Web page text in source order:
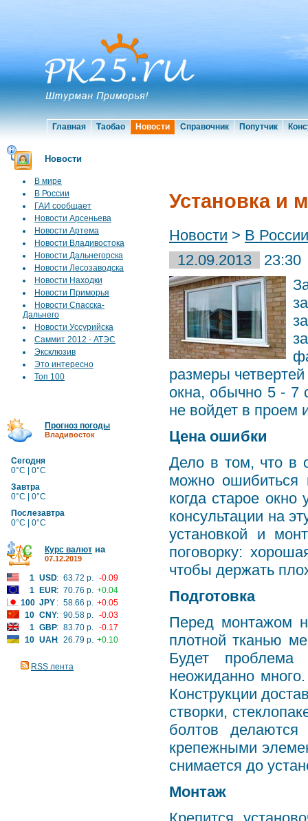
Главная Таобао Новости Справочник Попутчик
Новости
В мире
В России
ГАИ сообщает
Новости Арсеньева
Новости Артема
Новости Владивостока
Новости Дальнегорска
Новости Лесозаводска
Новости Находки
Новости Приморья
Новости Спасска-
Дальнего
Новости Уссурийска
Саммит 2012 - АТЭС
Эксклюзив
Это интересно
Топ 100
Прогноз погоды
Владивосток
Сегодня
0°C | 0°C
Завтра
0°C | 0°C
Послезавтра
0°C | 0°C
Курс валют на
07.12.2019
1 USD: 63.72 р. -0.09
1
EUR: 70.76 р. +0.04
100 JPY : 58.66 р. +0.05
10 CNY: 90.58 р. -0.03
1 GBP: 83.70 р. -0.17
10 UAH: 26.79 р. +0.10
RSS лента
Установка и
Новости > В России
12.09.2013
23:30
размеры
окна, обычно 5 - 7
не войдет в проем
Цена ошибки
Дело в том, что в
можно ошибиться
когда старое
консультации на
установкой и
поговорку:
чтобы держать
Подготовка
Перед монтажом
плотной тканью
Будет проблема
неожиданно
Конструкции
створки,
болтов
крепежными
снимается до
Монтаж